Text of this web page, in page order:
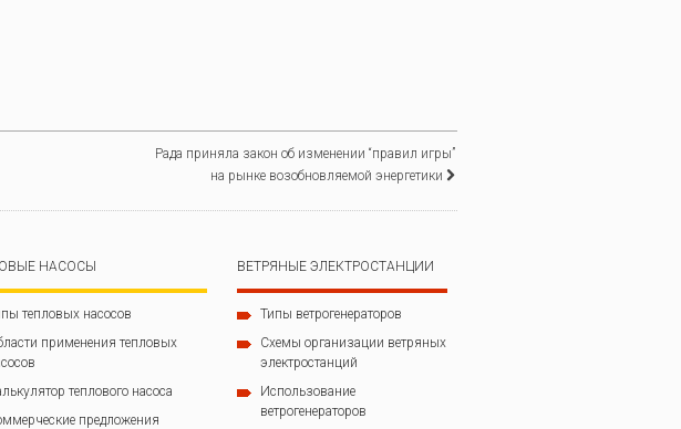
Рада приняла закон об изменении “правил игры”
на рынке возобновляемой энергетики
НАСОСЫ
тепловых насосов
применения тепловых
теплового насоса
предложения
ВЕТРЯНЫЕ ЭЛЕКТРОСТАНЦИИ
Типы ветрогенераторов
Схемы организации ветряных
электростанций
Использование
ветрогенераторов